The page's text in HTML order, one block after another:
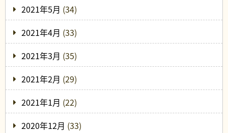
2021年5月 (34)
2021年4月 (33)
2021年3月 (35)
2021年2月 (29)
2021年1月 (22)
2020年12月 (33)